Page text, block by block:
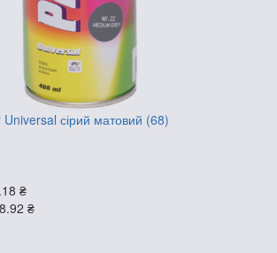
сірий матовий (68)
₴
₴